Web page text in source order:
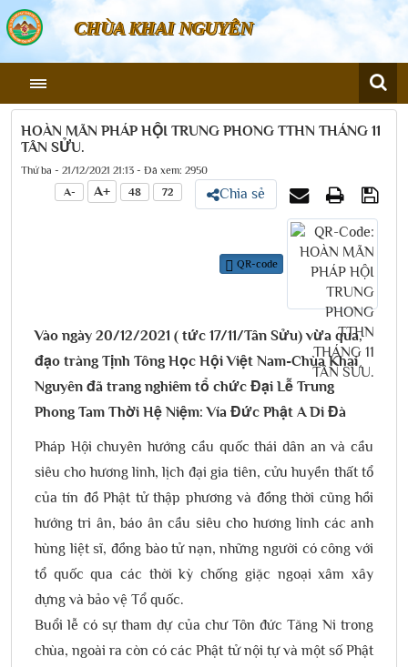
CHÙA KHAI NGUYÊN
HOÀN MÃN PHÁP HỘI TRUNG PHONG TTHN THÁNG 11
TÂN SỬU.
Thứ ba - 21/12/2021 21:13 - Đã xem: 2950
A-
A+ 48 72 Chia sẻ
QR-code
Vào ngày 20/12/2021 ( tức 17/11/Tân Sửu) vừa qua,
đạo tràng Tịnh Tông Học Hội Việt Nam-Chùa Khai
Nguyên đã trang nghiêm tổ chức Đại Lễ Trung
Phong Tam Thời Hệ Niệm: Vía Đức Phật A Di Đà
Pháp Hội chuyên hướng cầu quốc thái dân an và cầu
siêu cho hương linh, lịch đại gia tiên, cửu huyền thất tổ
của tín đồ Phật tử thập phương và đồng thời cũng hồi
hướng tri ân, báo ân cầu siêu cho hương linh các anh
hùng liệt sĩ, đồng bào tử nạn, những người có công với
tổ quốc qua các thời kỳ chống giặc ngoại xâm xây
dựng và bảo vệ Tổ quốc.
Buổi lễ có sự tham dự của chư Tôn đức Tăng Ni trong
chùa, ngoài ra còn có các Phật tử nội tự và một số Phật